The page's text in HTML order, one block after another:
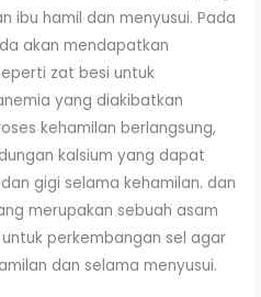
ibu hamil dan menyusui. Pada
akan mendapatkan
zat besi untuk
yang diakibatkan
kehamilan berlangsung,
kalsium yang dapat
gigi selama kehamilan. dan
merupakan sebuah asam
perkembangan sel agar
dan selama menyusui.